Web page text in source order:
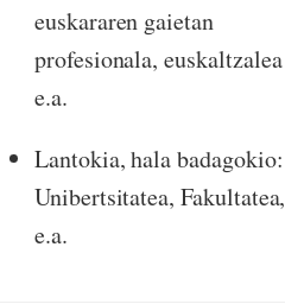
euskararen gaietan
profesionala, euskaltzalea
e.a.
Lantokia, hala badagokio:
Unibertsitatea, Fakultatea,
e.a.